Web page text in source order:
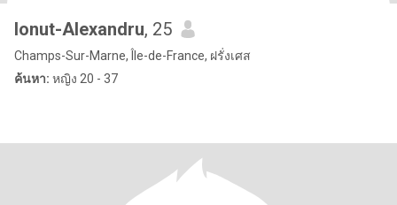
Ionut-Alexandru, 25
Champs-Sur-Marne, Île-de-France, ฝรั่งเศส
ค้นหา: หญิง 20 - 37